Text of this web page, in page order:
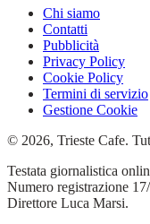
Chi siamo
Contatti
Pubblicità
Privacy Policy
Cookie Policy
Termini di servizio
Gestione Cookie
© 2026, Trieste Cafe.
Testata giornalistica
Numero registrazione
Direttore Luca Marsi.